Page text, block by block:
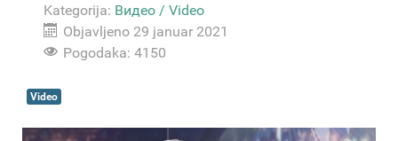
Kategorija: Видео / Video
Objavljeno 29 januar 2021
Pogodaka: 4150
Video